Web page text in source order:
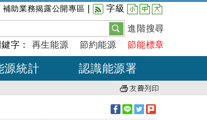
補助業務揭露公開專區 字級 小 中 大
進階搜尋
字： 再生能源 節約能源 節能標章
源統計 認識能源署